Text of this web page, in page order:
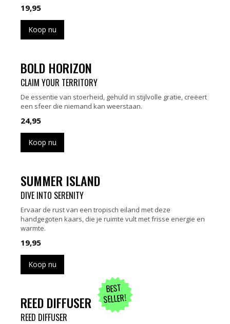
19,95
Koop nu
BOLD HORIZON
CLAIM YOUR TERRITORY
De essentie van stoerheid, gehuld in stijlvolle gratie, creëert
een sfeer die niemand kan weerstaan.
24,95
Koop nu
SUMMER ISLAND
DIVE INTO SERENITY
Ervaar de rust van een tropisch eiland met deze
handgegoten kaars, die je ruimte vult met frisse energie en
warmte.
19,95
Koop nu
BEST
SELLER!
REED DIFFUSER
REED DIFFUSER